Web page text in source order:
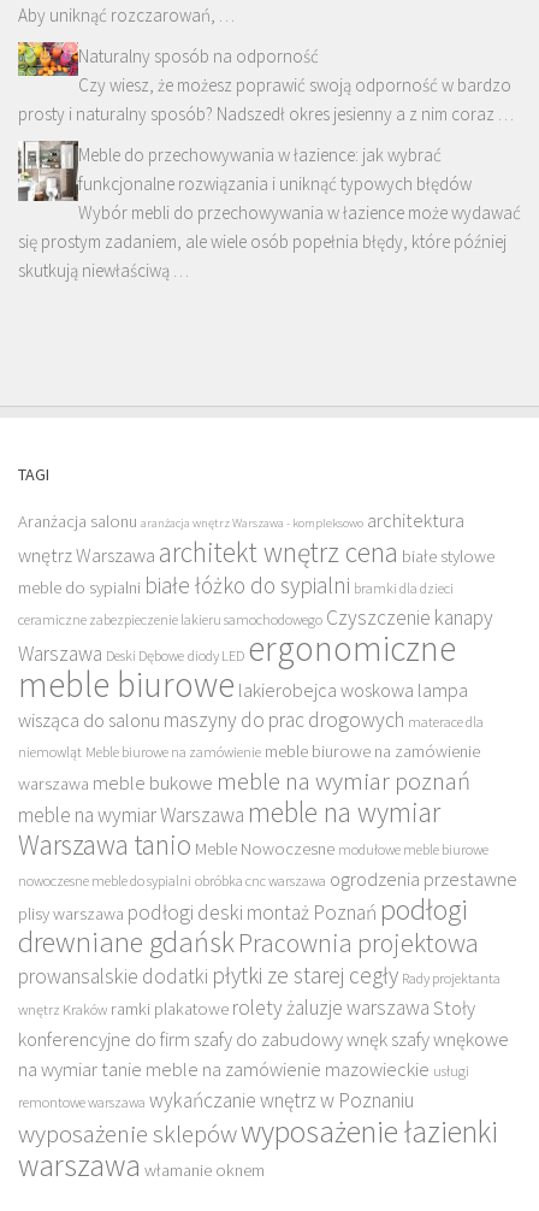
Aby uniknąć rozczarowań, …
Naturalny sposób na odporność
Czy wiesz, że możesz poprawić swoją odporność w bardzo
prosty i naturalny sposób? Nadszedł okres jesienny a z nim coraz …
Meble do przechowywania w łazience: jak wybrać
funkcjonalne rozwiązania i uniknąć typowych błędów
Wybór mebli do przechowywania w łazience może wydawać
się prostym zadaniem, ale wiele osób popełnia błędy, które później
skutkują niewłaściwą …
TAGI
Aranżacja salonu aranżacja wnętrz Warszawa - kompleksowo architektura
wnętrz Warszawa architekt wnętrz cena białe stylowe
meble do sypialni białe łóżko do sypialni bramki dla dzieci
ceramiczne zabezpieczenie lakieru samochodowego Czyszczenie kanapy
Warszawa Deski Dębowe diody LED ergonomiczne
meble biurowe lakierobejca woskowa lampa
wisząca do salonu maszyny do prac drogowych materace dla
niemowląt Meble biurowe na zamówienie meble biurowe na zamówienie
warszawa meble bukowe meble na wymiar poznań
meble na wymiar Warszawa meble na wymiar
Warszawa tanio Meble Nowoczesne modułowe meble biurowe
nowoczesne meble do sypialni obróbka cnc warszawa ogrodzenia przestawne
plisy warszawa podłogi deski montaż Poznań podłogi
drewniane gdańskPracownia projektowa
prowansalskie dodatki płytki ze starej cegły Rady projektanta
wnętrz Kraków ramki plakatowe rolety żaluzje warszawa Stoły
konferencyjne do firm szafy do zabudowy wnęk szafy wnękowe
na wymiar tanie meble na zamówienie mazowieckie usługi
remontowe warszawa wykańczanie wnętrz w Poznaniu
wyposażenie sklepówwyposażenie łazienki
warszawa włamanie oknem